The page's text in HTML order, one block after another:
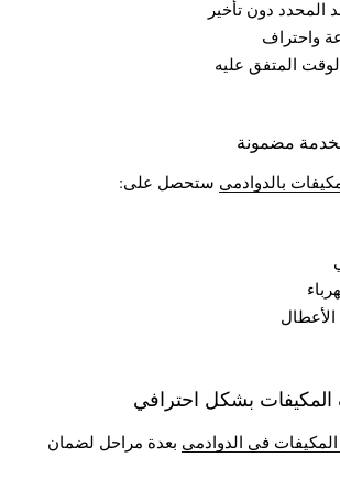
المحدد دون تأخير
واحتراف
المتفق عليه
مضمونة
بالدوادمي ستحصل على:
بشكل احترافي
في الدوادمي بعدة مراحل لضمان